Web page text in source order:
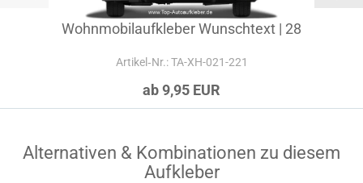
Wohnmobilaufkleber Wunschtext | 28
Artikel‑Nr.: TA-XH-021-221
ab 9,95 EUR
Alternativen & Kombinationen zu diesem
Aufkleber